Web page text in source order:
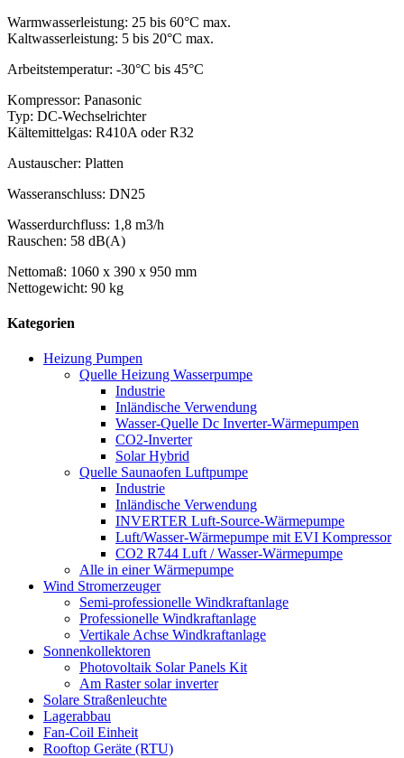
Warmwasserleistung: 25 bis 60°C max.
Kaltwasserleistung: 5 bis 20°C max.
Arbeitstemperatur: -30°C bis 45°C
Kompressor: Panasonic
Typ: DC-Wechselrichter
Kältemittelgas: R410A oder R32
Austauscher: Platten
Wasseranschluss: DN25
Wasserdurchfluss: 1,8 m3/h
Rauschen: 58 dB(A)
Nettomaß: 1060 x 390 x 950 mm
Nettogewicht: 90 kg
Kategorien
Heizung Pumpen
Quelle Heizung Wasserpumpe
Industrie
Inländische Verwendung
Wasser-Quelle Dc Inverter-Wärmepumpen
CO2-Inverter
Solar Hybrid
Quelle Saunaofen Luftpumpe
Industrie
Inländische Verwendung
INVERTER Luft-Source-Wärmepumpe
Luft/Wasser-Wärmepumpe mit EVI Kompressor
CO2 R744 Luft / Wasser-Wärmepumpe
Alle in einer Wärmepumpe
Wind Stromerzeuger
Semi-professionelle Windkraftanlage
Professionelle Windkraftanlage
Vertikale Achse Windkraftanlage
Sonnenkollektoren
Photovoltaik Solar Panels Kit
Am Raster solar inverter
Solare Straßenleuchte
Lagerabbau
Fan-Coil Einheit
Rooftop Geräte (RTU)